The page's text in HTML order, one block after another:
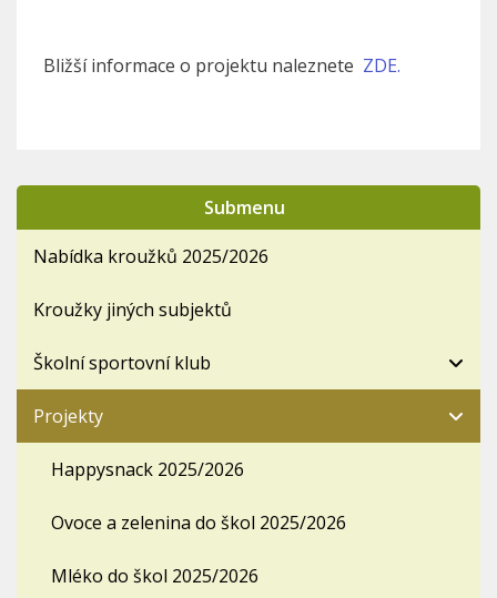
Bližší informace o projektu naleznete ZDE.
Submenu
Nabídka kroužků 2025/2026
Kroužky jiných subjektů
Školní sportovní klub
Projekty
Happysnack 2025/2026
Ovoce a zelenina do škol 2025/2026
Mléko do škol 2025/2026